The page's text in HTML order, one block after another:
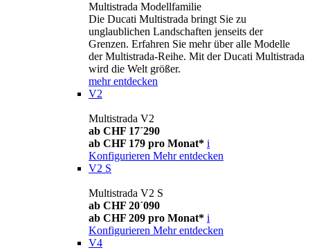
Multistrada Modellfamilie
Die Ducati Multistrada bringt Sie zu
unglaublichen Landschaften jenseits der
Grenzen. Erfahren Sie mehr über alle Modelle
der Multistrada-Reihe. Mit der Ducati Multistrada
wird die Welt größer.
mehr entdecken
V2
Multistrada V2
ab CHF 17´290
ab CHF 179 pro Monat* i
Konfigurieren Mehr entdecken
V2 S
Multistrada V2 S
ab CHF 20´090
ab CHF 209 pro Monat* i
Konfigurieren Mehr entdecken
V4